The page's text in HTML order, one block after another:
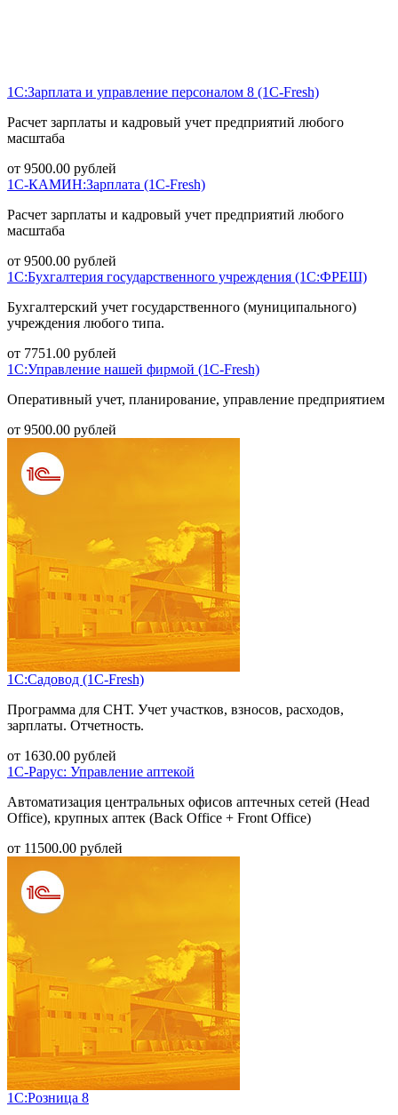
1С:Зарплата и управление персоналом 8 (1С-Fresh)
Расчет зарплаты и кадровый учет предприятий любого
масштаба
от 9500.00 рублей
1С-КАМИН:Зарплата (1С-Fresh)
Расчет зарплаты и кадровый учет предприятий любого
масштаба
от 9500.00 рублей
1С:Бухгалтерия государственного учреждения (1С:ФРЕШ)
Бухгалтерский учет государственного (муниципального)
учреждения любого типа.
от 7751.00 рублей
1С:Управление нашей фирмой (1С-Fresh)
Оперативный учет, планирование, управление предприятием
от 9500.00 рублей
1С:Садовод (1С-Fresh)
Программа для СНТ. Учет участков, взносов, расходов,
зарплаты. Отчетность.
от 1630.00 рублей
1С-Рарус: Управление аптекой
Автоматизация центральных офисов аптечных сетей (Head
Office), крупных аптек (Back Office + Front Office)
от 11500.00 рублей
1С:Розница 8